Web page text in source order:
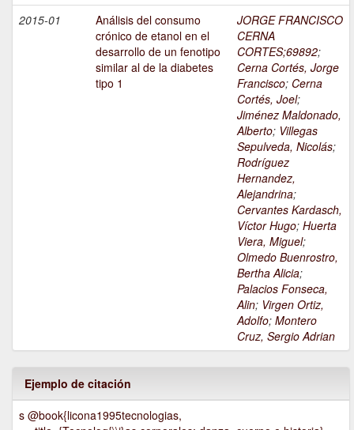
2015-01
Análisis del consumo
crónico de etanol en el
desarrollo de un fenotipo
similar al de la diabetes
tipo 1
JORGE FRANCISCO
CERNA
CORTES;69892;
Cerna Cortés, Jorge
Francisco; Cerna
Cortés, Joel;
Jiménez Maldonado,
Alberto; Villegas
Sepulveda, Nicolás;
Rodríguez
Hernandez,
Alejandrina;
Cervantes Kardasch,
Víctor Hugo; Huerta
Viera, Miguel;
Olmedo Buenrostro,
Bertha Alicia;
Palacios Fonseca,
Alin; Virgen Ortiz,
Adolfo; Montero
Cruz, Sergio Adrian
Ejemplo de citación
s @book{licona1995tecnologias,